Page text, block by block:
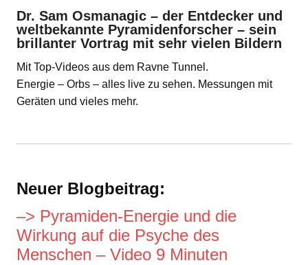
Dr. Sam Osmanagic – der Entdecker und
weltbekannte Pyramidenforscher – sein
brillanter Vortrag mit sehr vielen Bildern
Mit Top-Videos aus dem Ravne Tunnel.
Energie – Orbs – alles live zu sehen. Messungen mit
Geräten und vieles mehr.
Neuer Blogbeitrag:
–> Pyramiden-Energie und die
Wirkung auf die Psyche des
Menschen – Video 9 Minuten